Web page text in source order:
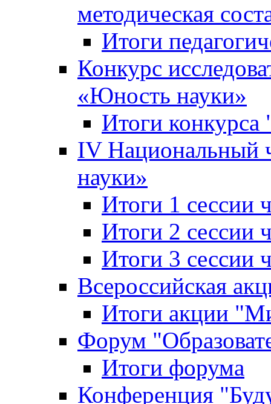
методическая
Итоги
Конкурс
«Юность науки»
Итоги
IV
науки»
Итоги 1 сессии
Итоги 2 сессии
Итоги 3 сессии
Всероссийская
Итоги акции
Форум
Итоги форума
Конференция